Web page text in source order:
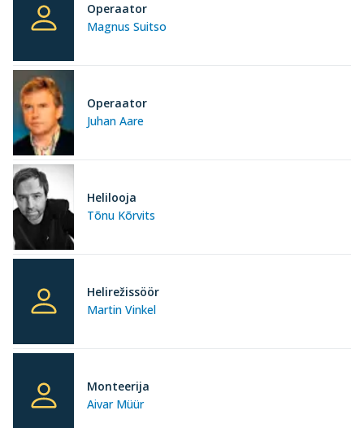
Magnus Suitso
Operaator
Juhan Aare
Operaator
Tõnu Kõrvits
Helilooja
Martin Vinkel
Helirežissöör
Aivar Müür
Monteerija